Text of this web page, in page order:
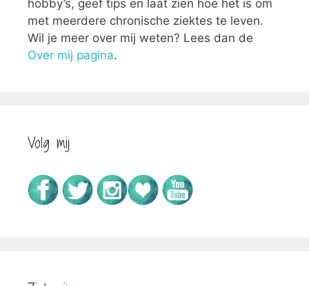
hobby’s, geef tips en laat zien hoe het is om
met meerdere chronische ziektes te leven.
Wil je meer over mij weten? Lees dan de
Over mij pagina.
Volg mij